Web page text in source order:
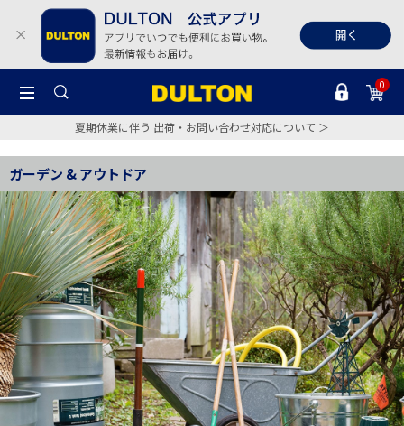
0
夏期休業に伴う 出荷・お問い合わせ対応について ＞
ガーデン & アウトドア